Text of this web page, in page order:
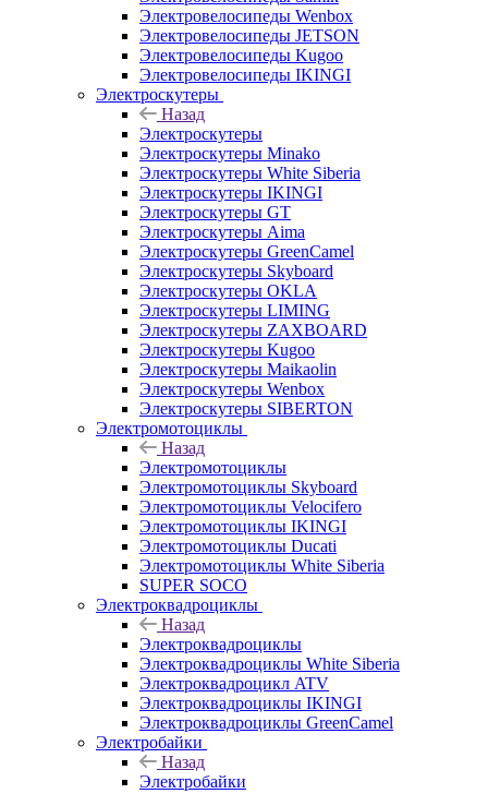
Электровелосипеды Wenbox
Электровелосипеды JETSON
Электровелосипеды Kugoo
Электровелосипеды IKINGI
Электроскутеры
Назад
Электроскутеры
Электроскутеры Minako
Электроскутеры White Siberia
Электроскутеры IKINGI
Электроскутеры GT
Электроскутеры Aima
Электроскутеры GreenCamel
Электроскутеры Skyboard
Электроскутеры OKLA
Электроскутеры LIMING
Электроскутеры ZAXBOARD
Электроскутеры Kugoo
Электроскутеры Maikaolin
Электроскутеры Wenbox
Электроскутеры SIBERTON
Электромотоциклы
Назад
Электромотоциклы
Электромотоциклы Skyboard
Электромотоциклы Velocifero
Электромотоциклы IKINGI
Электромотоциклы Ducati
Электромотоциклы White Siberia
SUPER SOCO
Электроквадроциклы
Назад
Электроквадроциклы
Электроквадроциклы White Siberia
Электроквадроцикл ATV
Электроквадроциклы IKINGI
Электроквадроциклы GreenCamel
Электробайки
Назад
Электробайки